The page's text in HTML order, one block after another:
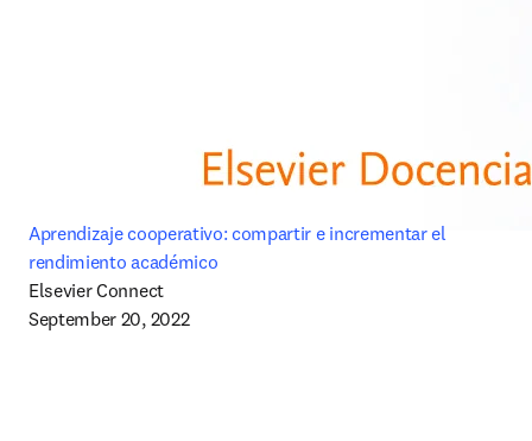
Aprendizaje cooperativo: compartir e incrementar el
rendimiento académico
Elsevier Connect
September 20, 2022